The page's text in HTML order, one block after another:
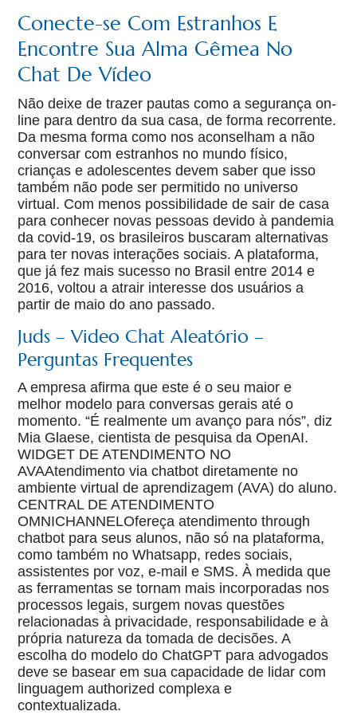
Conecte-se Com Estranhos E
Encontre Sua Alma Gêmea No
Chat De Vídeo
Não deixe de trazer pautas como a segurança on-
line para dentro da sua casa, de forma recorrente.
Da mesma forma como nos aconselham a não
conversar com estranhos no mundo físico,
crianças e adolescentes devem saber que isso
também não pode ser permitido no universo
virtual. Com menos possibilidade de sair de casa
para conhecer novas pessoas devido à pandemia
da covid-19, os brasileiros buscaram alternativas
para ter novas interações sociais. A plataforma,
que já fez mais sucesso no Brasil entre 2014 e
2016, voltou a atrair interesse dos usuários a
partir de maio do ano passado.
Juds – Video Chat Aleatório –
Perguntas Frequentes
A empresa afirma que este é o seu maior e
melhor modelo para conversas gerais até o
momento. “É realmente um avanço para nós”, diz
Mia Glaese, cientista de pesquisa da OpenAI.
WIDGET DE ATENDIMENTO NO
AVAAtendimento via chatbot diretamente no
ambiente virtual de aprendizagem (AVA) do aluno.
CENTRAL DE ATENDIMENTO
OMNICHANNELOfereça atendimento through
chatbot para seus alunos, não só na plataforma,
como também no Whatsapp, redes sociais,
assistentes por voz, e-mail e SMS. À medida que
as ferramentas se tornam mais incorporadas nos
processos legais, surgem novas questões
relacionadas à privacidade, responsabilidade e à
própria natureza da tomada de decisões. A
escolha do modelo do ChatGPT para advogados
deve se basear em sua capacidade de lidar com
linguagem authorized complexa e
contextualizada.